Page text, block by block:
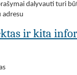
dalyvauti turi
ir kita